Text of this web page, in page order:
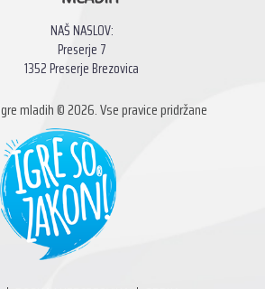
NAŠ NASLOV:
Preserje 7
1352 Preserje Brezovica
mladih © 2026. Vse pravice pridržane